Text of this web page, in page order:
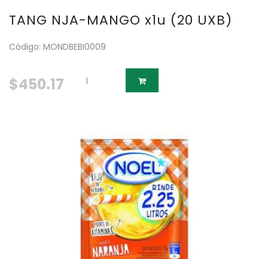
TANG NJA-MANGO x1u (20 UXB)
Código: MONDBEBI0009
$450.17